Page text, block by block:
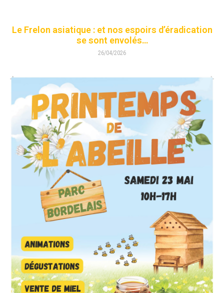
Le Frelon asiatique : et nos espoirs d’éradication
se sont envolés…
26/04/2026